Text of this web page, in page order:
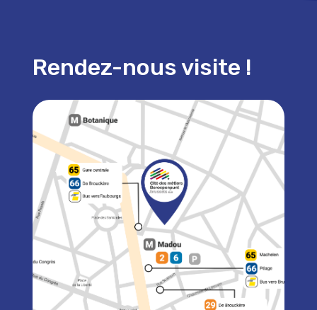
Rendez-nous visite !